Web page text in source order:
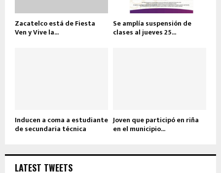
Zacatelco está de Fiesta
Ven y Vive la...
Se amplía suspensión de
clases al jueves 25...
Inducen a coma a estudiante
de secundaria técnica
Joven que participó en riña
en el municipio...
LATEST TWEETS